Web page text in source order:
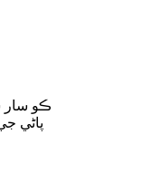
ڪو سار
پاڻي